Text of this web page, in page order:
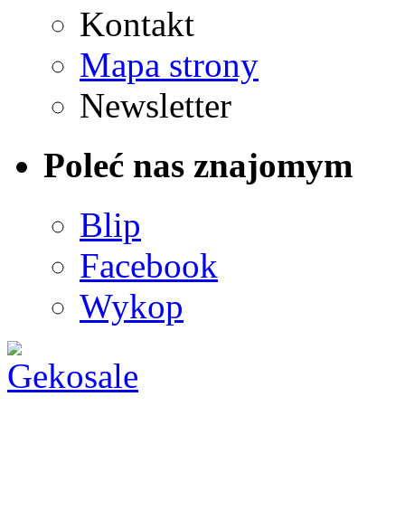
Kontakt
Mapa strony
Newsletter
Poleć nas znajomym
Blip
Facebook
Wykop